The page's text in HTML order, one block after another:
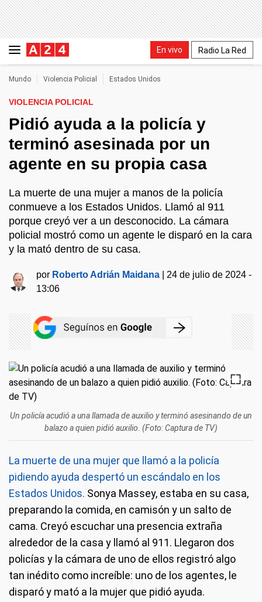
En vivo Radio La Red
Mundo Violencia Policial Estados Unidos
VIOLENCIA POLICIAL
Pidió ayuda a la policía y
terminó asesinada por un
agente en su propia casa
La muerte de una mujer a manos de la policía
conmueve a los Estados Unidos. Llamó al 911
porque creyó ver a un desconocido. La cámara
policial mostró como un agente le disparó en la cara
y la mató dentro de su casa.
por Roberto Adrián Maidana
24 de julio de 2024 -
13:06
Un policía acudió a una llamada de auxilio y terminó asesinando de un
balazo a quien pidió auxilio. (Foto: Captura de TV)
La muerte de una mujer que llamó a la policía
pidiendo ayuda despertó un escándalo en los
Estados Unidos. Sonya Massey, estaba en su casa,
preparando la comida, en camisón y un salto de
cama. Creyó escuchar una presencia extraña
alrededor de la casa y llamó al 911. Llegaron dos
policías y la cámara de uno de ellos registró algo
tan inédito como increíble: uno de los agentes, le
disparó y mató a la mujer que pidió ayuda.